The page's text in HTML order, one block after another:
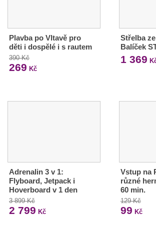
Plavba po Vltavě pro
děti i dospělé i s rautem
390 Kč
269 Kč
Střelba
Balíček
1 369
Adrenalin 3 v 1:
Flyboard, Jetpack i
Hoverboard v 1 den
3 899 Kč
2 799 Kč
Vstup na
různé
60 min.
129 Kč
99 Kč